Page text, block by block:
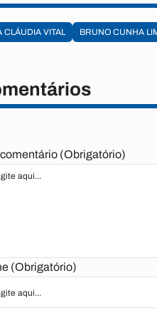
CLÁUDIA VITAL BRUNO CUNHA
(Obrigatório)
(Obrigatório)